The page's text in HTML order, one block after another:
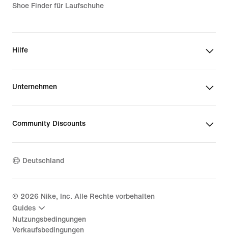
Shoe Finder für Laufschuhe
Hilfe
Unternehmen
Community Discounts
Deutschland
© 2026 Nike, Inc. Alle Rechte vorbehalten
Guides
Nutzungsbedingungen
Verkaufsbedingungen